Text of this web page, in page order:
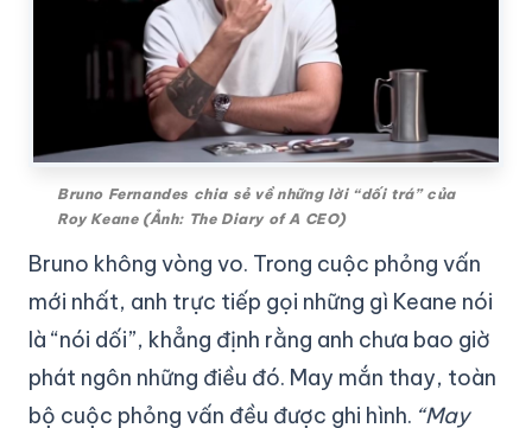
Bruno Fernandes chia sẻ về những lời “dối trá” của
Roy Keane (Ảnh: The Diary of A CEO)
Bruno không vòng vo. Trong cuộc phỏng vấn
mới nhất, anh trực tiếp gọi những gì Keane nói
là “nói dối”, khẳng định rằng anh chưa bao giờ
phát ngôn những điều đó. May mắn thay, toàn
bộ cuộc phỏng vấn đều được ghi hình. “May